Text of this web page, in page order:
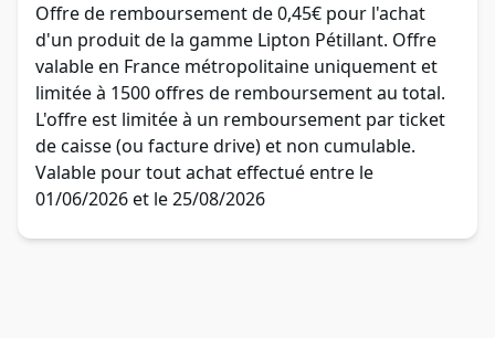
Offre de remboursement de 0,45€ pour l'achat
d'un produit de la gamme Lipton Pétillant. Offre
valable en France métropolitaine uniquement et
limitée à 1500 offres de remboursement au total.
L'offre est limitée à un remboursement par ticket
de caisse (ou facture drive) et non cumulable.
Valable pour tout achat effectué entre le
01/06/2026 et le 25/08/2026